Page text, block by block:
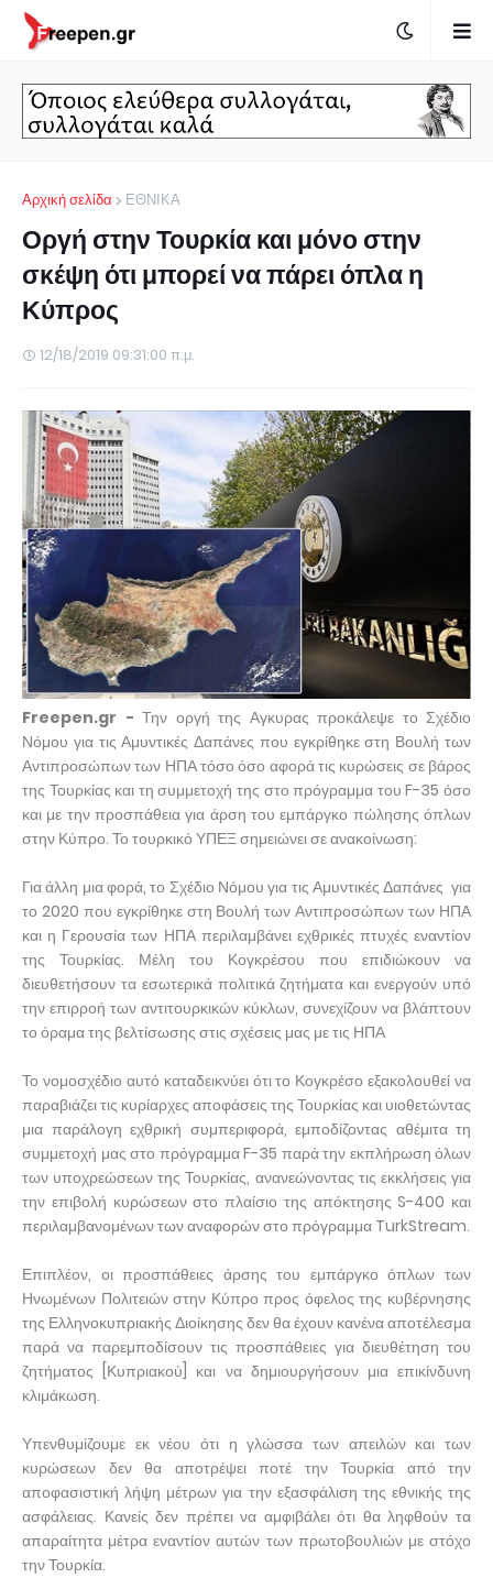
Αρχική σελίδα ΕΘΝΙΚΑ
Οργή στην Τουρκία και μόνο στην
σκέψη ότι μπορεί να πάρει όπλα η
Κύπρος
12/18/2019 09:31:00 π.μ.
Freepen.gr - Την οργή της Αγκυρας προκάλεψε το Σχέδιο
Νόμου για τις Αμυντικές Δαπάνες που εγκρίθηκε στη Βουλή των
Αντιπροσώπων των ΗΠΑ τόσο όσο αφορά τις κυρώσεις σε βάρος
της Τουρκίας και τη συμμετοχή της στο πρόγραμμα του F-35 όσο
και με την προσπάθεια για άρση του εμπάργκο πώλησης όπλων
στην Κύπρο. Το τουρκικό ΥΠΕΞ σημειώνει σε ανακοίνωση:
Για άλλη μια φορά, το Σχέδιο Νόμου για τις Αμυντικές Δαπάνες για
το 2020 που εγκρίθηκε στη Βουλή των Αντιπροσώπων των ΗΠΑ
και η Γερουσία των ΗΠΑ περιλαμβάνει εχθρικές πτυχές εναντίον
της Τουρκίας. Μέλη του Κογκρέσου που επιδιώκουν να
διευθετήσουν τα εσωτερικά πολιτικά ζητήματα και ενεργούν υπό
την επιρροή των αντιτουρκικών κύκλων, συνεχίζουν να βλάπτουν
το όραμα της βελτίσωσης στις σχέσεις μας με τις ΗΠΑ
Το νομοσχέδιο αυτό καταδεικνύει ότι το Κογκρέσο εξακολουθεί να
παραβιάζει τις κυρίαρχες αποφάσεις της Τουρκίας και υιοθετώντας
μια παράλογη εχθρική συμπεριφορά, εμποδίζοντας αθέμιτα τη
συμμετοχή μας στο πρόγραμμα F-35 παρά την εκπλήρωση όλων
των υποχρεώσεων της Τουρκίας, ανανεώνοντας τις εκκλήσεις για
την επιβολή κυρώσεων στο πλαίσιο της απόκτησης S-400 και
περιλαμβανομένων των αναφορών στο πρόγραμμα TurkStream.
Επιπλέον, οι προσπάθειες άρσης του εμπάργκο όπλων των
Ηνωμένων Πολιτειών στην Κύπρο προς όφελος της κυβέρνησης
της Ελληνοκυπριακής Διοίκησης δεν θα έχουν κανένα αποτέλεσμα
παρά να παρεμποδίσουν τις προσπάθειες για διευθέτηση του
ζητήματος [Κυπριακού] και να δημιουργήσουν μια επικίνδυνη
κλιμάκωση.
Υπενθυμίζουμε εκ νέου ότι η γλώσσα των απειλών και των
κυρώσεων δεν θα αποτρέψει ποτέ την Τουρκία από την
αποφασιστική λήψη μέτρων για την εξασφάλιση της εθνικής της
ασφάλειας. Κανείς δεν πρέπει να αμφιβάλει ότι θα ληφθούν τα
απαραίτητα μέτρα εναντίον αυτών των πρωτοβουλιών με στόχο
την Τουρκία.